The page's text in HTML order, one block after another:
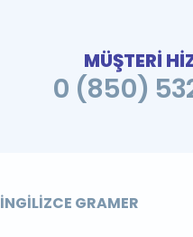
MÜŞTERİ
0 (850)
İNGILIZCE GRAMER